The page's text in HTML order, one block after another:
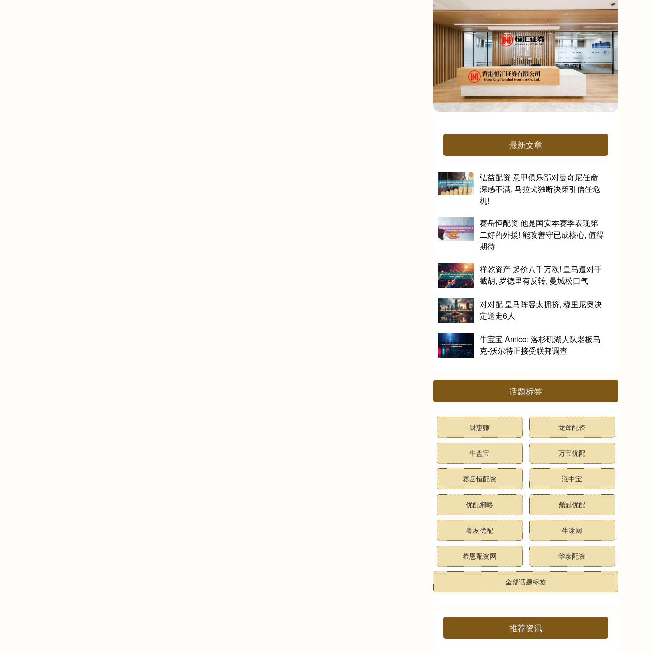
最新文章
弘益配资 意甲俱乐部对曼奇尼任命
深感不满, 马拉戈独断决策引信任危
机!
赛岳恒配资 他是国安本赛季表现第
二好的外援! 能攻善守已成核心, 值得
期待
祥乾资产 起价八千万欧! 皇马遭对手
截胡, 罗德里有反转, 曼城松口气
对对配 皇马阵容太拥挤, 穆里尼奥决
定送走6人
牛宝宝 Amico: 洛杉矶湖人队老板马
克-沃尔特正接受联邦调查
话题标签
财惠赚 龙辉配资
牛盘宝 万宝优配
赛岳恒配资 涨中宝
优配痢略 鼎冠优配
粤友优配 牛途网
希恩配资网 华泰配资
全部话题标签
推荐资讯